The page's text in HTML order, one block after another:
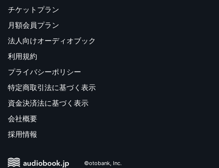
チケットプラン
月額会員プラン
法人向けオーディオブック
利用規約
プライバシーポリシー
特定商取引法に基づく表示
資金決済法に基づく表示
会社概要
採用情報
©otobank, Inc.